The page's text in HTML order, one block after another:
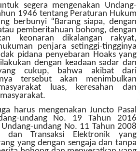
segera mengenakan Undang-
1946 tentang Peraturan Hukum
berbunyi “Barang siapa, dengan
pemberitahuan bohong, dengan
keonaran dikalangan rakyat,
penjara setinggi-tingginya
pidana penyebaran Hoaks yang
dengan keadaan sadar dan
yang cukup, bahwa akibat dari
tersebut akan menimbulkan
luas, keresahan dan
harus mengenakan Juncto Pasal
undang No. 19 Tahun 2016
undang No. 11 Tahun 2008
dan Transaksi Elektronik yang
yang dengan sengaja dan tanpa